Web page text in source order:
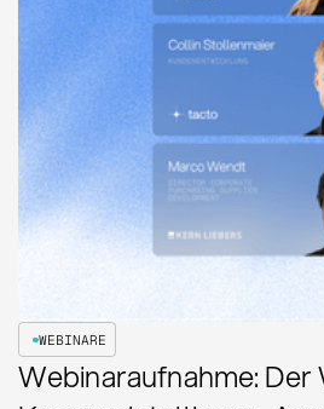
WEBINARE
Webinaraufnahme: Der